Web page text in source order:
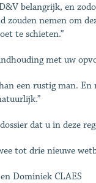
belangrijk, en
zouden nemen om
te schieten.”
met uw
een rustig man. En
dat u in deze
tot drie nieuwe
Dominiek CLAES